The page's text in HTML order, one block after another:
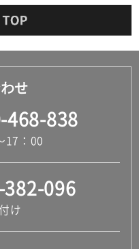
せ
468-838
：00
096
け